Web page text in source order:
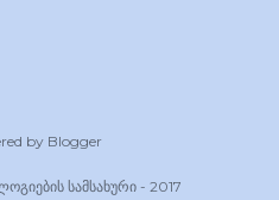
by Blogger
სამსახური - 2017